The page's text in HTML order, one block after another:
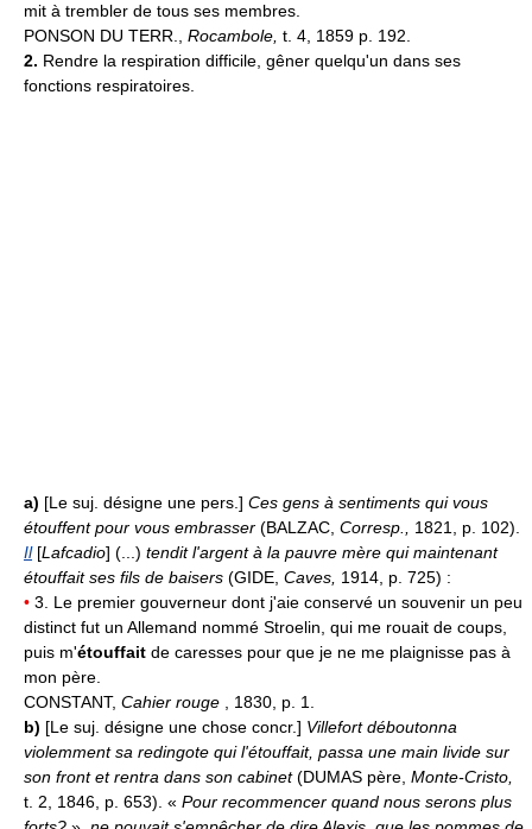
mit à trembler de tous ses membres.
PONSON DU TERR., Rocambole, t. 4, 1859 p. 192.
2. Rendre la respiration difficile, gêner quelqu'un dans ses
fonctions respiratoires.
a) [Le suj. désigne une pers.] Ces gens à sentiments qui vous
étouffent pour vous embrasser (BALZAC, Corresp., 1821, p. 102).
Il[Lafcadio] (...) tendit l'argent à la pauvre mère qui maintenant
étouffait ses fils de baisers (GIDE, Caves, 1914, p. 725) :
• 3. Le premier gouverneur dont j'aie conservé un souvenir un peu
distinct fut un Allemand nommé Stroelin, qui me rouait de coups,
puis m'étouffait de caresses pour que je ne me plaignisse pas à
mon père.
CONSTANT, Cahier rouge , 1830, p. 1.
b) [Le suj. désigne une chose concr.] Villefort déboutonna
violemment sa redingote qui l'étouffait, passa une main livide sur
son front et rentra dans son cabinet(DUMAS père, Monte-Cristo,
t. 2, 1846, p. 653). « Pour recommencer quand nous serons plus